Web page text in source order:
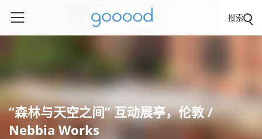
搜索
“森林与天空之间” 互动展亭，伦敦 /
Nebbia Works